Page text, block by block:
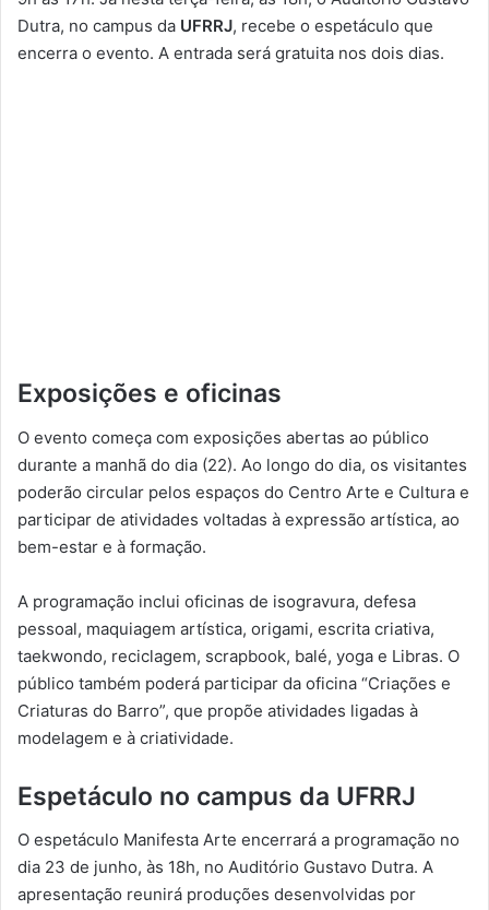
Dutra, no campus da UFRRJ, recebe o espetáculo que
encerra o evento. A entrada será gratuita nos dois dias.
Exposições e oficinas
O evento começa com exposições abertas ao público
durante a manhã do dia (22). Ao longo do dia, os visitantes
poderão circular pelos espaços do Centro Arte e Cultura e
participar de atividades voltadas à expressão artística, ao
bem-estar e à formação.
A programação inclui oficinas de isogravura, defesa
pessoal, maquiagem artística, origami, escrita criativa,
taekwondo, reciclagem, scrapbook, balé, yoga e Libras. O
público também poderá participar da oficina “Criações e
Criaturas do Barro”, que propõe atividades ligadas à
modelagem e à criatividade.
Espetáculo no campus da UFRRJ
O espetáculo Manifesta Arte encerrará a programação no
dia 23 de junho, às 18h, no Auditório Gustavo Dutra. A
apresentação reunirá produções desenvolvidas por